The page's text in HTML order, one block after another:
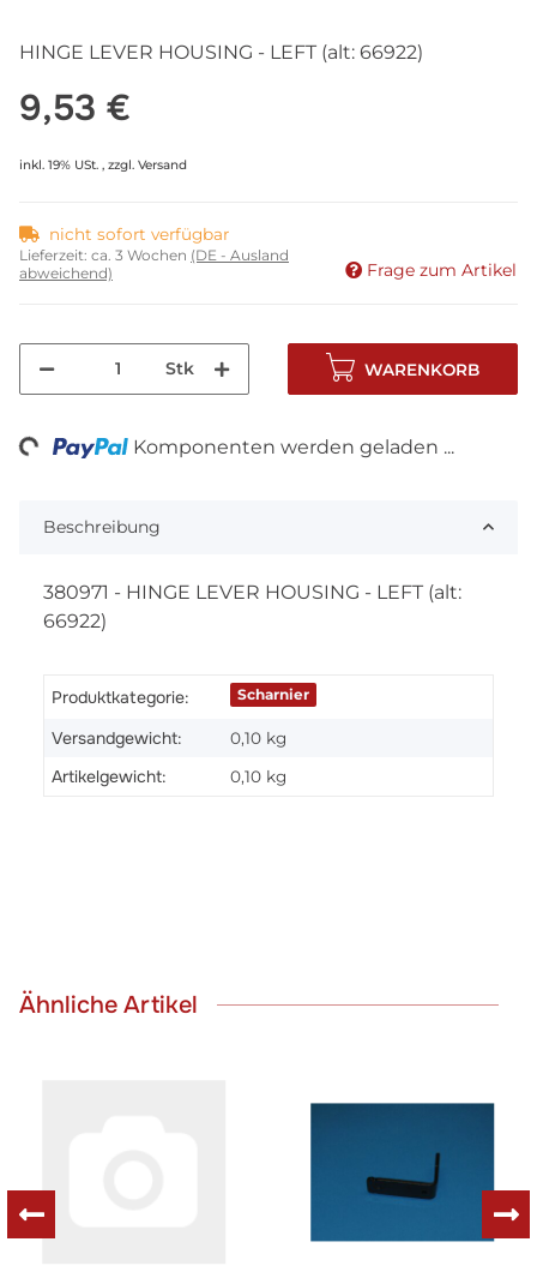
HINGE LEVER HOUSING - LEFT (alt: 66922)
9,53 €
inkl. 19% USt. , zzgl. Versand
nicht sofort verfügbar
Lieferzeit: ca. 3 Wochen (DE - Ausland
abweichend)
Frage zum Artikel
Stk WARENKORB
Komponenten werden geladen ...
Beschreibung
380971 - HINGE LEVER HOUSING - LEFT (alt:
66922)
Produktkategorie: Scharnier
Versandgewicht: 0,10 kg
Artikelgewicht: 0,10 kg
Ähnliche Artikel